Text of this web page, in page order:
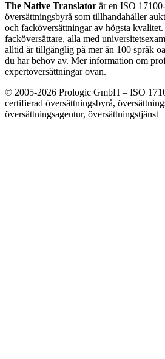
The Native Translator är en ISO
översättningsbyrå som tillhandahåller
och facköversättningar av högsta
facköversättare, alla med
alltid är tillgänglig på mer än 100 språk
du har behov av. Mer information om
expertöversättningar ovan.
© 2005-2026 Prologic GmbH – ISO
certifierad översättningsbyrå,
översättningsagentur, översättningstjänst